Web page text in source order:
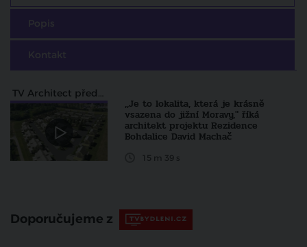
Popis
Kontakt
TV Architect představuje...
,,Je to lokalita, která je krásně
vsazena do jižní Moravy," říká
architekt projektu Rezidence
Bohdalice David Machač
15 m 39 s
Doporučujeme z